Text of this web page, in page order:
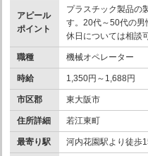
アピール
ポイント
プラスチック製品の
す。20代～50代の男
休日については相談
職種 機械オペレーター
時給 1,350円～1,688円
市区郡 東大阪市
住所詳細 若江東町
最寄り駅 河内花園駅より徒歩